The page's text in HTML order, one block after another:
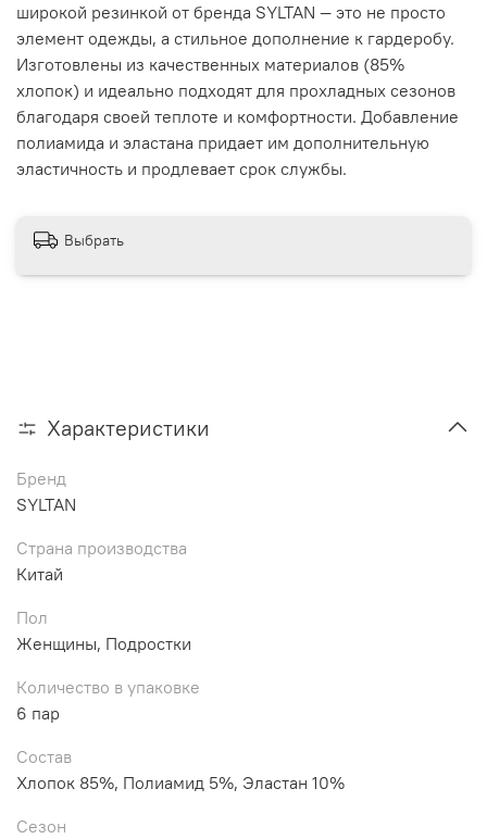
широкой резинкой от бренда SYLTAN — это не просто
элемент одежды, а стильное дополнение к гардеробу.
Изготовлены из качественных материалов (85%
хлопок) и идеально подходят для прохладных сезонов
благодаря своей теплоте и комфортности. Добавление
полиамида и эластана придает им дополнительную
эластичность и продлевает срок службы.
Выбрать
Характеристики
Бренд
SYLTAN
Страна производства
Китай
Пол
Женщины, Подростки
Количество в упаковке
6 пар
Состав
Хлопок 85%, Полиамид 5%, Эластан 10%
Сезон